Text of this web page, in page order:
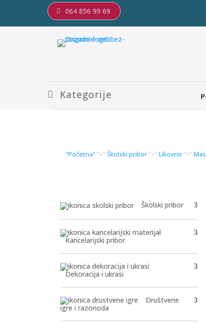
064 856 99 69
Kategorije
“Početna““>“Školski pribor“>“Likovno “>“
Školski pribor
Kancelarijski pribor
Dekoracija i ukrasi
Društvene
igre i razonoda